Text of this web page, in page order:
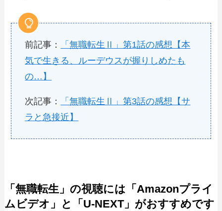
前記事：
「無職転生Ⅱ」第1話の感想【本
気で生きる、ルーデウスが握りしめたも
の…】
次記事：
「無職転生Ⅱ」第3話の感想【サ
ラと急接近】
「無職転生」の視聴には「Amazonプライ
ムビデオ」と「U-NEXT」がおすすめです